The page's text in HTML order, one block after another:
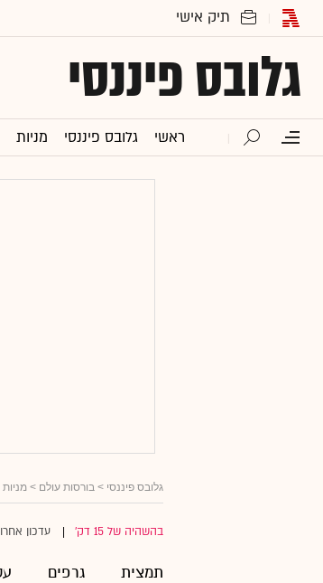
גלובס פיננסי
ראשי גלובס פיננסי מניות
גלובס פיננסי > בורסות עולם >
בהשהיה של 15 דק' עדכון
תמצית גרפים